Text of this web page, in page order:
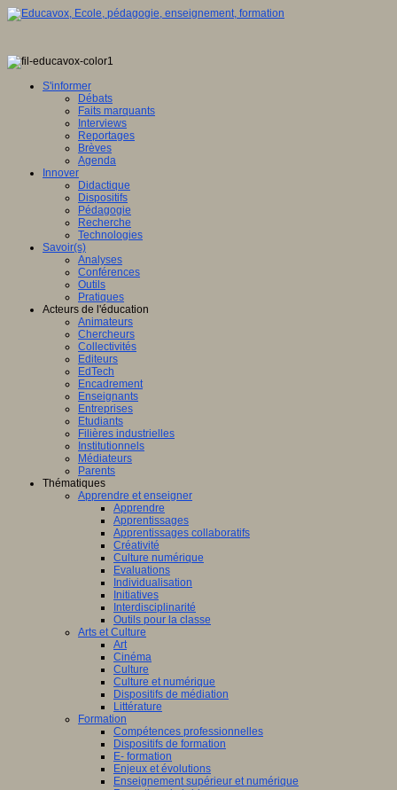
S'informer
Débats
Faits marquants
Interviews
Reportages
Brèves
Agenda
Innover
Didactique
Dispositifs
Pédagogie
Recherche
Technologies
Savoir(s)
Analyses
Conférences
Outils
Pratiques
Acteurs de l'éducation
Animateurs
Chercheurs
Collectivités
Editeurs
EdTech
Encadrement
Enseignants
Entreprises
Etudiants
Filières industrielles
Institutionnels
Médiateurs
Parents
Thématiques
Apprendre et enseigner
Apprendre
Apprentissages
Apprentissages collaboratifs
Créativité
Culture numérique
Evaluations
Individualisation
Initiatives
Interdisciplinarité
Outils pour la classe
Arts et Culture
Art
Cinéma
Culture
Culture et numérique
Dispositifs de médiation
Littérature
Formation
Compétences professionnelles
Dispositifs de formation
E- formation
Enjeux et évolutions
Enseignement supérieur et numérique